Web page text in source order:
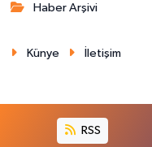
Haber Arşivi
Künye İletişim
RSS